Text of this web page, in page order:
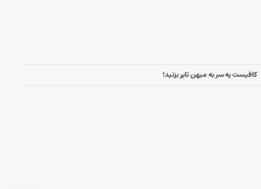
کافیست یه سر به میهن تایر بزنید!